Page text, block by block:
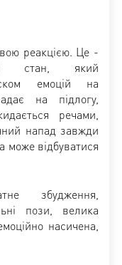
реакцією. Це -
стан, який
емоцій на
на підлогу,
речами,
напад завжди
може відбуватися
збудження,
пози, велика
насичена,